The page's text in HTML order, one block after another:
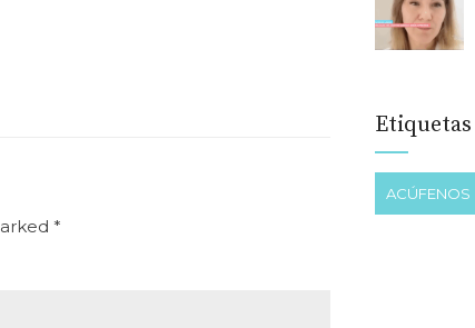
*
Etiquetas
ACÚFENOS